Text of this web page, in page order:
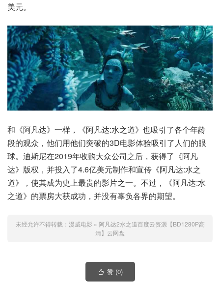
美元。
和《阿凡达》一样，《阿凡达:水之道》也吸引了各个年龄
段的观众，他们用他们突破的3D电影体验吸引了人们的眼
球。迪斯尼在2019年收购大众公司之后，获得了《阿凡
达》版权，并投入了4.6亿美元制作和宣传《阿凡达:水之
道》，使其成为史上最贵的影片之一。不过，《阿凡达:水
之道》的票房大获成功，并没有辜负各界的期望。
未经允许不得转载： 漫威电影 » 阿凡达2水之道百度云资源【BD1280P高
清】云网盘
 赞 (0)